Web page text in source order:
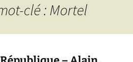
clé : Mortel